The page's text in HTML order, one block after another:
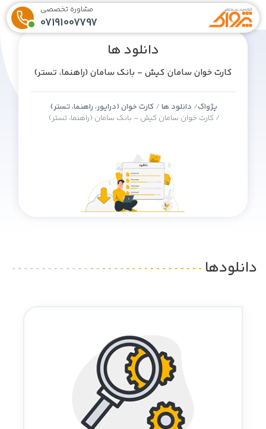
مشاوره تخصصی
07191007797
دانلود ها
کارت خوان سامان کیش - بانک سامان (راهنما، تستر)
پژواک دانلود ها
کارت خوان (درایور، راهنما، تستر)
کارت خوان سامان کیش - بانک سامان (راهنما، تستر)
دانلودها